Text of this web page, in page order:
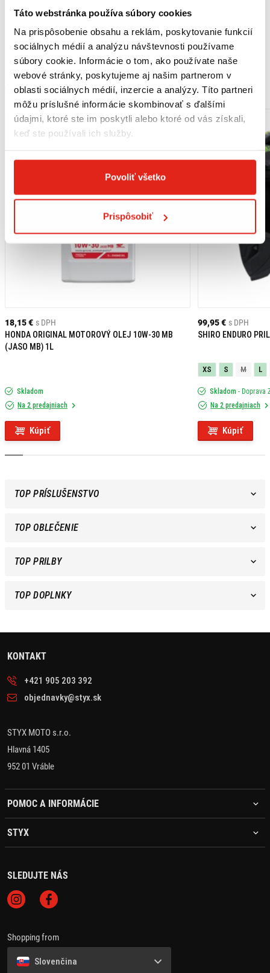
Táto webstránka používa súbory cookies
Na prispôsobenie obsahu a reklám, poskytovanie funkcií
sociálnych médií a analýzu návštevnosti používame
súbory cookie. Informácie o tom, ako používate naše
webové stránky, poskytujeme aj našim partnerom v
oblasti sociálnych médií, inzercie a analýzy. Títo partneri
môžu príslušné informácie skombinovať s ďalšími
údajmi, ktoré ste im poskytli alebo ktoré od vás získali,
keď ste používali ich služby.
Povoliť všetko
Prispôsobiť
plechu.
Plastové rohové krytky vystužené sklenými vláknami.
Zabezpečenie proti krádeži.
Obsah balenia:
1 x TRAX ADV bočný kufor M 37 l - ľavý,
1 x TRAX ADV bočný kufor M 37 l - pravý,
2 x PRO bočný nosič,
2 x adaptérová súprava pre PRO bočný nosič,
2 x zabezpečenie proti krádeži pre PRO bočný nosič,
2 x TRAX sada zámkov,
Zobraziť viac
MOHLO BY SA VÁM PÁČIŤ
18,15 € s DPH
HONDA ORIGINAL MOTOROVÝ OLEJ 10W-30 MB
(JASO MB) 1L
Skladom
Na 2 predajniach
Kúpiť
99,95 € s DPH
SHIRO ENDURO
XS S M L
Skladom - Doprava
Na 2 predajniach
Kúpiť
TOP PRÍSLUŠENSTVO
TOP OBLEČENIE
TOP PRILBY
TOP DOPLNKY
KONTAKT
+421 905 203 392
objednavky@styx.sk
STYX MOTO s.r.o.
Hlavná 1405
952 01 Vráble
POMOC A INFORMÁCIE
STYX
SLEDUJTE NÁS
Shopping from
Slovenčina